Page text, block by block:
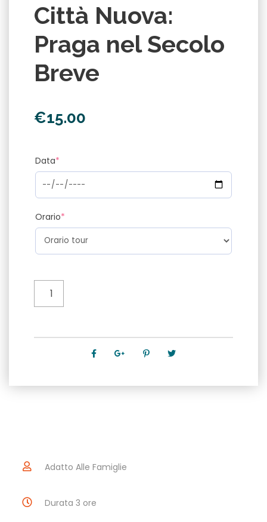
Città Nuova:
Praga nel Secolo
Breve
€15.00
Data*
Orario*
Nuova:
Secolo
Adatto Alle Famiglie
Durata 3 ore